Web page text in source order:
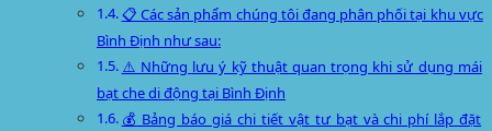
📋 Các sản phẩm chúng tôi đang phân phối tại khu vực
Bình Định như sau:
⚠️ Những lưu ý kỹ thuật quan trọng khi sử dụng mái
bạt che di động tại Bình Định
💰 Bảng báo giá chi tiết vật tư bạt và chi phí lắp đặt